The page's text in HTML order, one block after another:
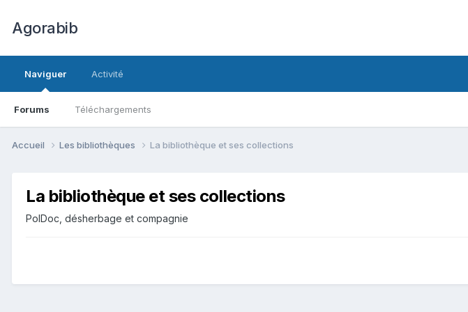
Agorabib
Naviguer
Forums Téléchargements
Activité
Accueil Les bibliothèques La bibliothèque et ses collections
La bibliothèque et ses collections
PolDoc, désherbage et compagnie